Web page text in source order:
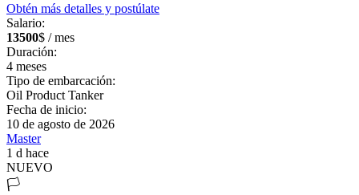
Obtén más detalles y postúlate
Salario:
13500$ / mes
Duración:
4 meses
Tipo de embarcación:
Oil Product Tanker
Fecha de inicio:
10 de agosto de 2026
Master
1 d hace
NUEVO
🏳️